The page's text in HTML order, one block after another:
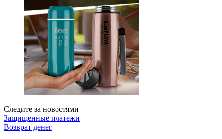
Следите за новостями
Защищенные платежи
Возврат денег